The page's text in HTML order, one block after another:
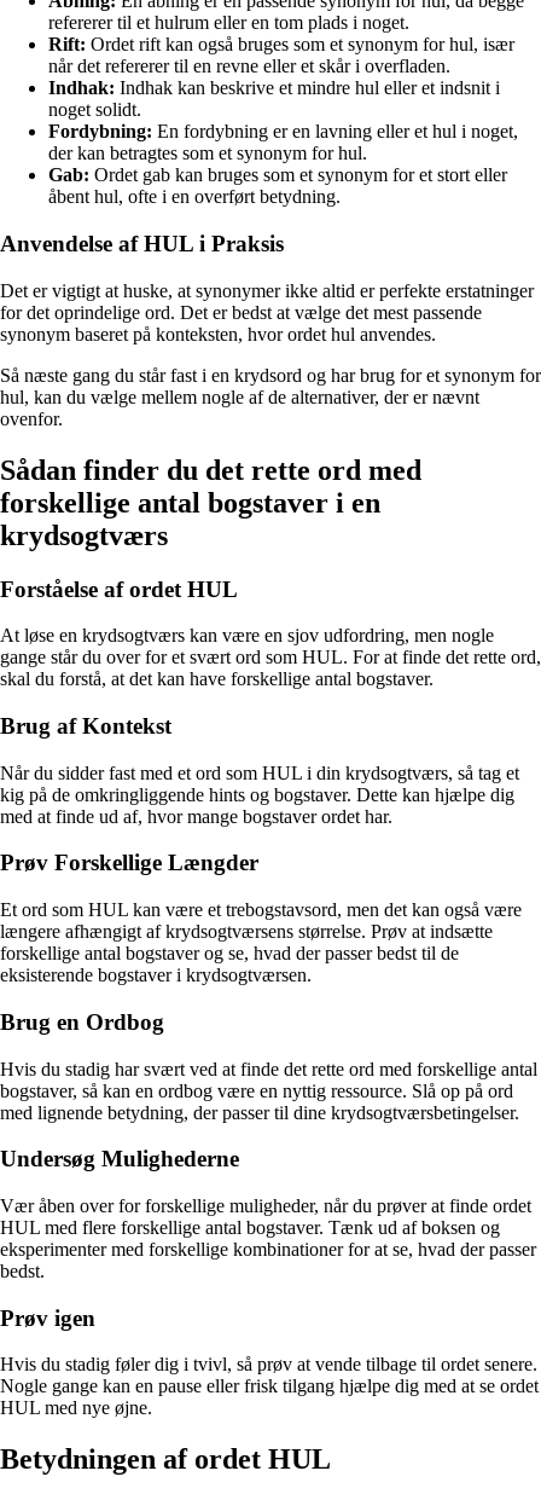
refererer til et hulrum eller en tom plads i noget.
Rift: Ordet rift kan også bruges som et synonym for hul, især
når det refererer til en revne eller et skår i overfladen.
Indhak: Indhak kan beskrive et mindre hul eller et indsnit i
noget solidt.
Fordybning: En fordybning er en lavning eller et hul i noget,
der kan betragtes som et synonym for hul.
Gab: Ordet gab kan bruges som et synonym for et stort eller
åbent hul, ofte i en overført betydning.
Anvendelse af HUL i Praksis
Det er vigtigt at huske, at synonymer ikke altid er perfekte erstatninger
for det oprindelige ord. Det er bedst at vælge det mest passende
synonym baseret på konteksten, hvor ordet hul anvendes.
Så næste gang du står fast i en krydsord og har brug for et synonym for
hul, kan du vælge mellem nogle af de alternativer, der er nævnt
ovenfor.
Sådan finder du det rette ord med
forskellige antal bogstaver i en
krydsogtværs
Forståelse af ordet HUL
At løse en krydsogtværs kan være en sjov udfordring, men nogle
gange står du over for et svært ord som HUL. For at finde det rette ord,
skal du forstå, at det kan have forskellige antal bogstaver.
Brug af Kontekst
Når du sidder fast med et ord som HUL i din krydsogtværs, så tag et
kig på de omkringliggende hints og bogstaver. Dette kan hjælpe dig
med at finde ud af, hvor mange bogstaver ordet har.
Prøv Forskellige Længder
Et ord som HUL kan være et trebogstavsord, men det kan også være
længere afhængigt af krydsogtværsens størrelse. Prøv at indsætte
forskellige antal bogstaver og se, hvad der passer bedst til de
eksisterende bogstaver i krydsogtværsen.
Brug en Ordbog
Hvis du stadig har svært ved at finde det rette ord med forskellige antal
bogstaver, så kan en ordbog være en nyttig ressource. Slå op på ord
med lignende betydning, der passer til dine krydsogtværsbetingelser.
Undersøg Mulighederne
Vær åben over for forskellige muligheder, når du prøver at finde ordet
HUL med flere forskellige antal bogstaver. Tænk ud af boksen og
eksperimenter med forskellige kombinationer for at se, hvad der passer
bedst.
Prøv igen
Hvis du stadig føler dig i tvivl, så prøv at vende tilbage til ordet senere.
Nogle gange kan en pause eller frisk tilgang hjælpe dig med at se ordet
HUL med nye øjne.
Betydningen af ordet HUL